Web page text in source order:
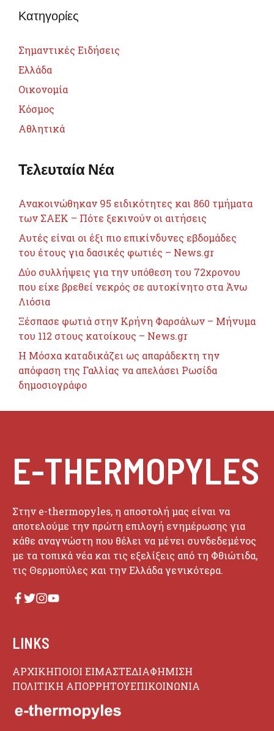
Κατηγορίες
Σημαντικές Ειδήσεις
Ελλάδα
Οικονομία
Κόσμος
Αθλητικά
Τελευταία Νέα
Ανακοινώθηκαν 95 ειδικότητες και 860 τμήματα
των ΣΑΕΚ – Πότε ξεκινούν οι αιτήσεις
Αυτές είναι οι έξι πιο επικίνδυνες εβδομάδες
του έτους για δασικές φωτιές – News.gr
Δύο συλλήψεις για την υπόθεση του 72χρονου
που είχε βρεθεί νεκρός σε αυτοκίνητο στα Άνω
Λιόσια
Ξέσπασε φωτιά στην Κρήνη Φαρσάλων – Μήνυμα
του 112 στους κατοίκους – News.gr
Η Μόσχα καταδικάζει ως απαράδεκτη την
απόφαση της Γαλλίας να απελάσει Ρωσίδα
δημοσιογράφο
E-THERMOPYLES
Στην e-thermopyles, η αποστολή μας είναι να
αποτελούμε την πρώτη επιλογή ενημέρωσης για
κάθε αναγνώστη που θέλει να μένει συνδεδεμένος
με τα τοπικά νέα και τις εξελίξεις από τη Φθιώτιδα,
τις Θερμοπύλες και την Ελλάδα γενικότερα.
LINKS
ΑΡΧΙΚΗΠΟΙΟΙ ΕΙΜΑΣΤΕΔΙΑΦΗΜΙΣΗ
ΠΟΛΙΤΙΚΗ ΑΠΟΡΡΗΤΟΥΕΠΙΚΟΙΝΩΝΙΑ